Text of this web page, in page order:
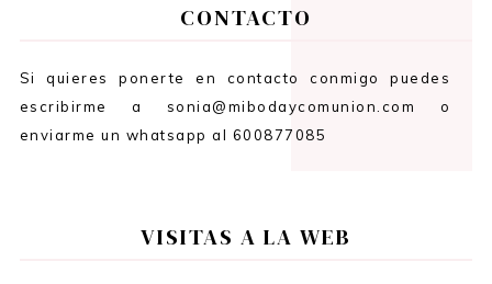
CONTACTO
Si quieres ponerte en contacto conmigo puedes
escribirme a sonia@mibodaycomunion.com o
enviarme un whatsapp al 600877085
VISITAS A LA WEB